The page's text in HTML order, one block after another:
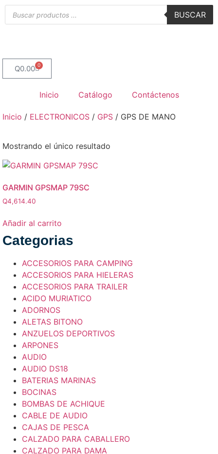
BUSCAR
Q0.00 0
Inicio Catálogo Contáctenos
Categorias
ACCESORIOS PARA CAMPING
ACCESORIOS PARA HIELERAS
ACCESORIOS PARA TRAILER
ACIDO MURIATICO
ADORNOS
ALETAS BITONO
ANZUELOS DEPORTIVOS
ARPONES
AUDIO
AUDIO DS18
BATERIAS MARINAS
BOCINAS
BOMBAS DE ACHIQUE
CABLE DE AUDIO
CAJAS DE PESCA
CALZADO PARA CABALLERO
CALZADO PARA DAMA
Inicio / ELECTRONICOS / GPS / GPS DE MANO
Mostrando el único resultado
GARMIN GPSMAP 79SC
Q4,614.40
Añadir al carrito